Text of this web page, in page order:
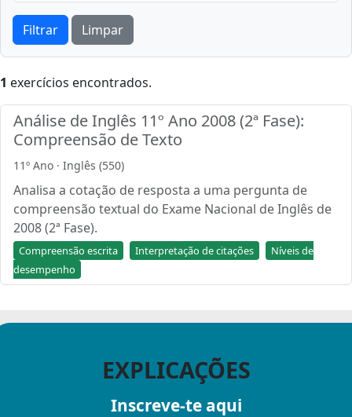
Filtrar Limpar
1 exercícios encontrados.
Análise de Inglês 11º Ano 2008 (2ª Fase):
Compreensão de Texto
11º Ano · Inglês (550)
Analisa a cotação de resposta a uma pergunta de
compreensão textual do Exame Nacional de Inglês de
2008 (2ª Fase).
Compreensão escrita Interpretação de citações
Níveis de
desempenho
EXPLICAÇÕES
Inscreve-te aqui